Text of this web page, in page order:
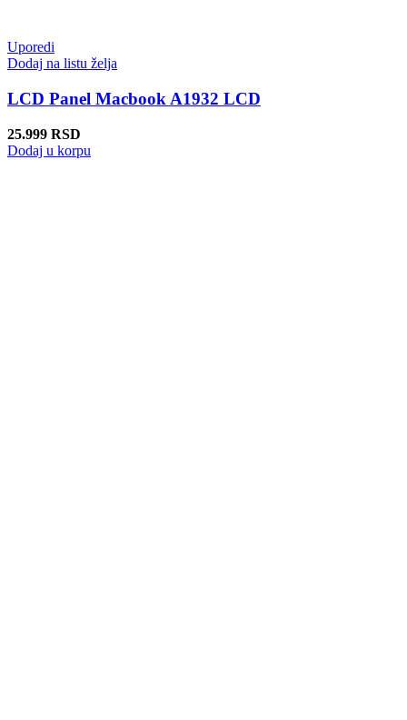
Uporedi
Dodaj na listu želja
LCD Panel Macbook A1932 LCD
25.999 RSD
Dodaj u korpu